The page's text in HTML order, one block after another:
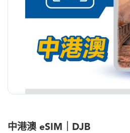
中港澳 eSIM｜DJB